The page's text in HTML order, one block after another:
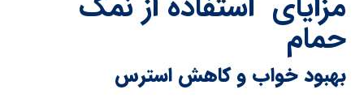
حمام
بهبود خواب و کاهش استرس